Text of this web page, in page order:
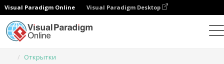
Visual Paradigm Online Visual Paradigm Desktop
Открытки